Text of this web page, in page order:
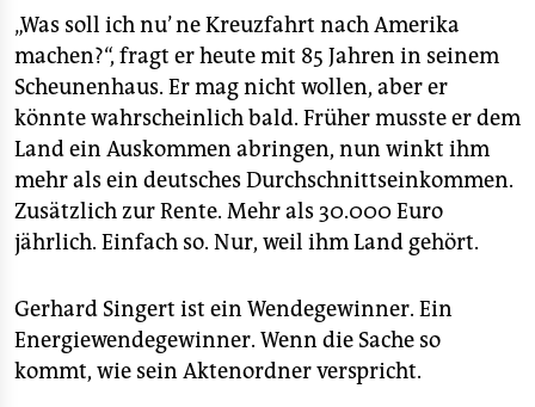
„Was soll ich nu’ ne Kreuzfahrt nach Amerika
machen?“, fragt er heute mit 85 Jahren in seinem
Scheunenhaus. Er mag nicht wollen, aber er
könnte wahrscheinlich bald. Früher musste er dem
Land ein Auskommen abringen, nun winkt ihm
mehr als ein deutsches Durchschnittseinkommen.
Zusätzlich zur Rente. Mehr als 30.000 Euro
jährlich. Einfach so. Nur, weil ihm Land gehört.
Gerhard Singert ist ein Wendegewinner. Ein
Energiewendegewinner. Wenn die Sache so
kommt, wie sein Aktenordner verspricht.